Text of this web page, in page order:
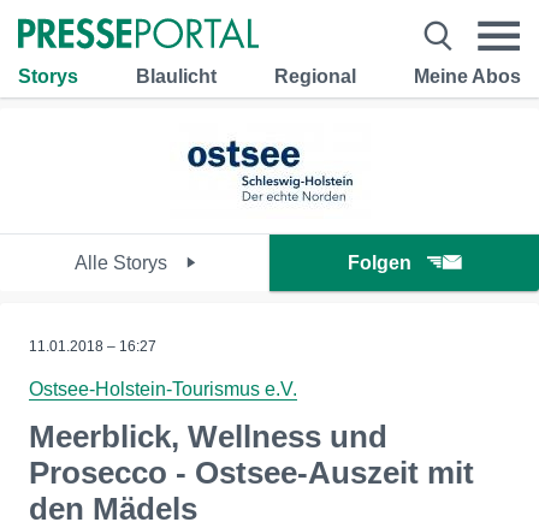
Storys Blaulicht Regional Meine Abos
Alle Storys Folgen
11.01.2018 – 16:27
Ostsee-Holstein-Tourismus e.V.
Meerblick, Wellness und
Prosecco - Ostsee-Auszeit mit
den Mädels